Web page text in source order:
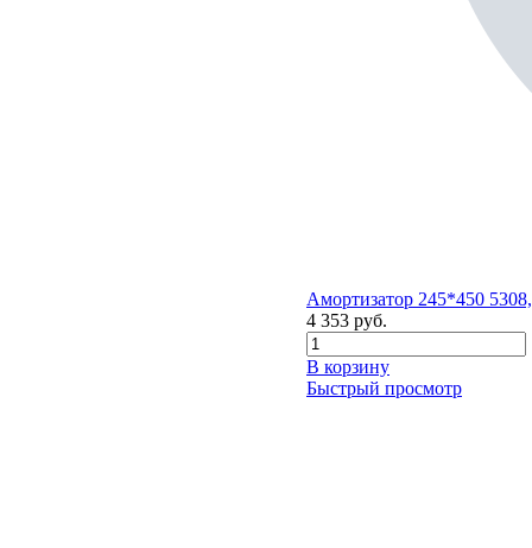
Амортизатор 245*450
4 353 руб.
В корзину
Быстрый просмотр